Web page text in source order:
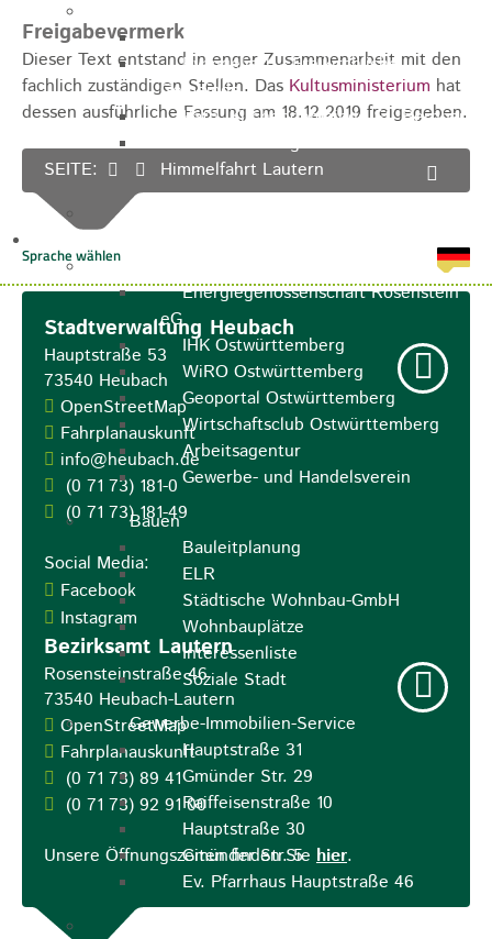
Evangelische St.-Ulrich-Kirche
Evangelisch - Freikirchliche
Gemeinde
Kath. Kirchengemeinde St. Bernhard
Kath. Kirchengemeinde Mariä
Himmelfahrt Lautern
Energiegenossenschaft Rosenstein
eG
IHK Ostwürttemberg
WiRO Ostwürttemberg
Geoportal Ostwürttemberg
Wirtschaftsclub Ostwürttemberg
Arbeitsagentur
Gewerbe- und Handelsverein
Bauen
Bauleitplanung
ELR
Städtische Wohnbau-GmbH
Wohnbauplätze
Interessenliste
Soziale Stadt
Gewerbe-Immobilien-Service
Hauptstraße 31
Gmünder Str. 29
Raiffeisenstraße 10
Hauptstraße 30
Gmünder Str. 5
Ev. Pfarrhaus Hauptstraße 46
Freigabevermerk
Dieser Text entstand in enger Zusammenarbeit mit den
fachlich zuständigen Stellen. Das Kultusministerium hat
dessen ausführliche Fassung am 18.12.2019 freigegeben.
SEITE:
Stadtverwaltung Heubach
Hauptstraße 53
73540 Heubach
OpenStreetMap
Fahrplanauskunft
info@heubach.de
(0 71 73) 181-0
(0 71 73) 181-49
Social Media:
Facebook
Instagram
Bezirksamt Lautern
Rosensteinstraße 46
73540 Heubach-Lautern
OpenStreetMap
Fahrplanauskunft
(0 71 73) 89 41
(0 71 73) 92 91 00
Unsere Öffnungszeiten finden Sie hier.